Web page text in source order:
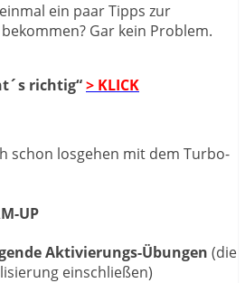
ein paar Tipps zur
Gar kein Problem.
richtig“> KLICK
schon losgehen mit dem Turbo-
UP
Aktivierungs-Übungen (die
einschließen)